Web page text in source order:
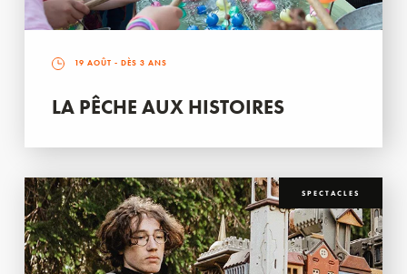
19 AOÛT - DÈS 3 ANS
LA PÊCHE AUX HISTOIRES
SPECTACLES